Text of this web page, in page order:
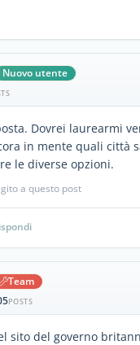
Nuovo utente
Dovrei laurearmi
in mente quali città
le diverse opzioni.
a questo post
Team
POSTS
sito del governo